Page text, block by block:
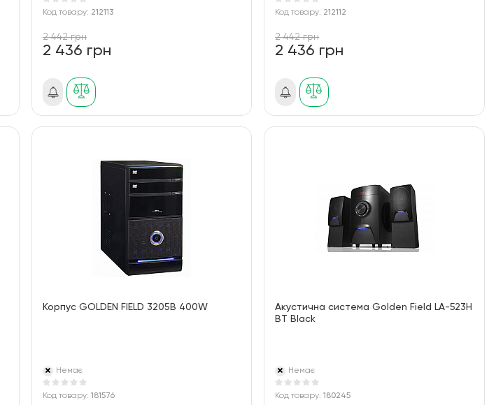
Код товару: 212113
2 442 грн
2 436 грн
Код товару: 212112
2 442 грн
2 436 грн
Корпус GOLDEN FIELD 3205B 400W
Немає
Код товару: 181576
Акустична система Golden Field LA-523H
BT Black
Немає
Код товару:180245